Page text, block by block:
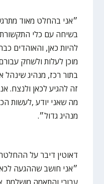
״אני בהחלט מאוד
בשיחה עם כלי
להיות כאן, והאוהדים
מוכן לעלות ולשחק
בתור רכז, מנהיג
זה להגיע לכאן ולנצח.
מה שאני יודע ,לעשות
מנהיג גדול״.
דאוטין דיבר על
״אני חושב שההגעה